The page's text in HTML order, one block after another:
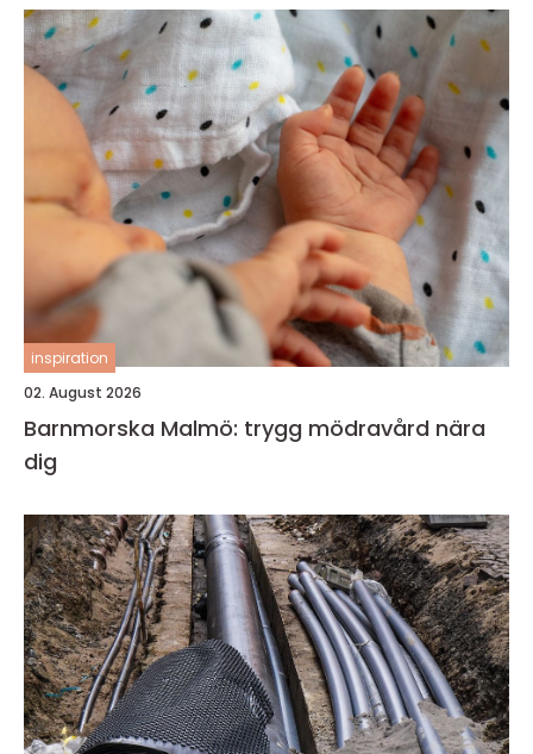
inspiration
02. August 2026
Barnmorska Malmö: trygg mödravård nära
dig